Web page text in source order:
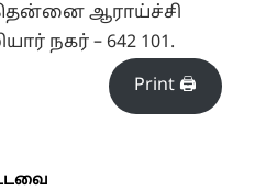
தென்னை ஆராய்ச்சி
நகர் – 642 101.
Print 🖨